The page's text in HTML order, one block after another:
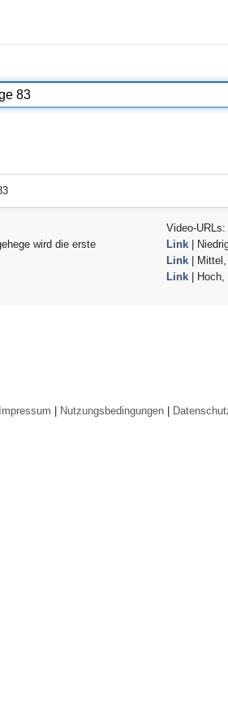
wird die erste
Video-URLs:
Link|
Link| Mittel,
Link| Hoch,
Impressum | Nutzungsbedingungen|